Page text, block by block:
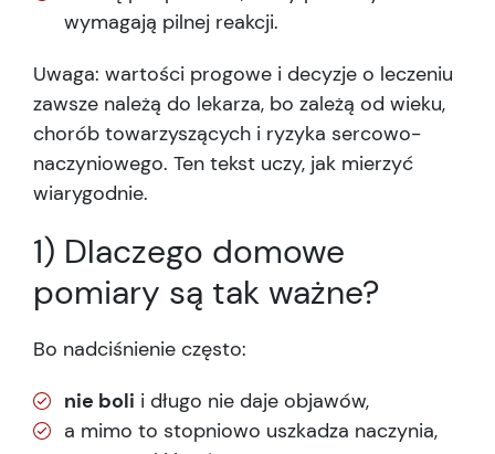
wymagają pilnej reakcji.
Uwaga: wartości progowe i decyzje o leczeniu
zawsze należą do lekarza, bo zależą od wieku,
chorób towarzyszących i ryzyka sercowo-
naczyniowego. Ten tekst uczy, jak mierzyć
wiarygodnie.
1) Dlaczego domowe
pomiary są tak ważne?
Bo nadciśnienie często:
nie boli i długo nie daje objawów,
a mimo to stopniowo uszkadza naczynia,